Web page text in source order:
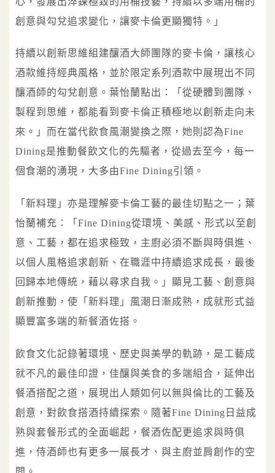
創意與勾兌追求變化，讓麥卡倫更顯獨特。」
持續以創新思維組建釀酒大師團隊的麥卡倫，讓核心
酒款維持經典風格，並於限定系列酒款中展現出不同
釀酒師的勾兌創意。葉怡蘭點出：「從硬體到團隊、
製程到思維，都能看到麥卡倫正積極地以創新走向未
來。」而在當代飲食風潮變換之際，她則認為Fine
Dining是推動餐飲文化的先驅者，從過去至今，每一
個食潮的湧現，大多由Fine Dining引領。
「新料理」亦是理解麥卡倫工藝的最佳切點之一；葉
怡蘭補充：「Fine Dining從環境、美感、形式以至創
意、工藝，都在追求極致，主廚必須不斷與時俱進、
以個人風格追求創新、在職涯中持續追求成長，最後
回歸本地傳統，藉以尋求自我。」顯見工藝、創意與
創新推動，使「新料理」風潮日漸成熟，成就形式益
顯豐富多端的新餐酒佐搭。
飲食文化記錄著環境、歷史與美學的軌跡，是工藝成
就不凡的最佳印證，佳釀與美食的多端組合，延伸出
餐酒搭配之道，展現出人類如何以無與倫比的工藝及
創意，對飲食搭酒持續探索。隨著Fine Dining日益成
熟與套餐形式的全面崛起，餐酒佐配更追求與時俱
進，侍酒師也有更多一展長才、與主廚並肩創作的空